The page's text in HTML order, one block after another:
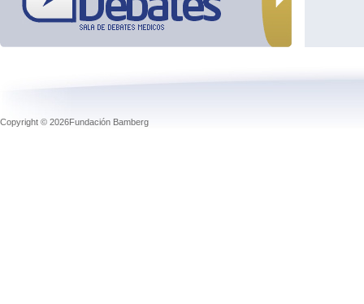
Copyright © 2026Fundación Bamberg